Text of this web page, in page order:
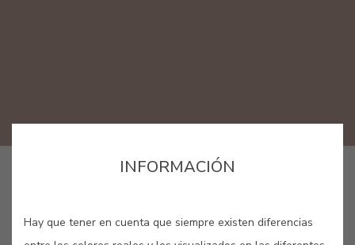
INFORMACIÓN
Hay que tener en cuenta que siempre existen diferencias